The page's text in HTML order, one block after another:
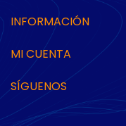
INFORMACIÓN
MI CUENTA
SÍGUENOS